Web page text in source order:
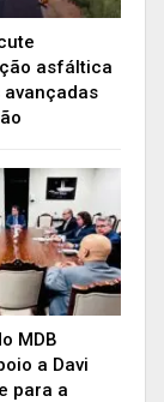
asfáltica
MDB
a Davi
para a